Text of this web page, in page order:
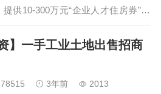
提供10-300万元“企业人才住房券”，
电路项目设备补贴蕞高3000万元，具
目一事一议。一手工业用地招商出
十分钟内可达蕞近高速口，半小时内
】一手工业土地出售招商
3年前 2013